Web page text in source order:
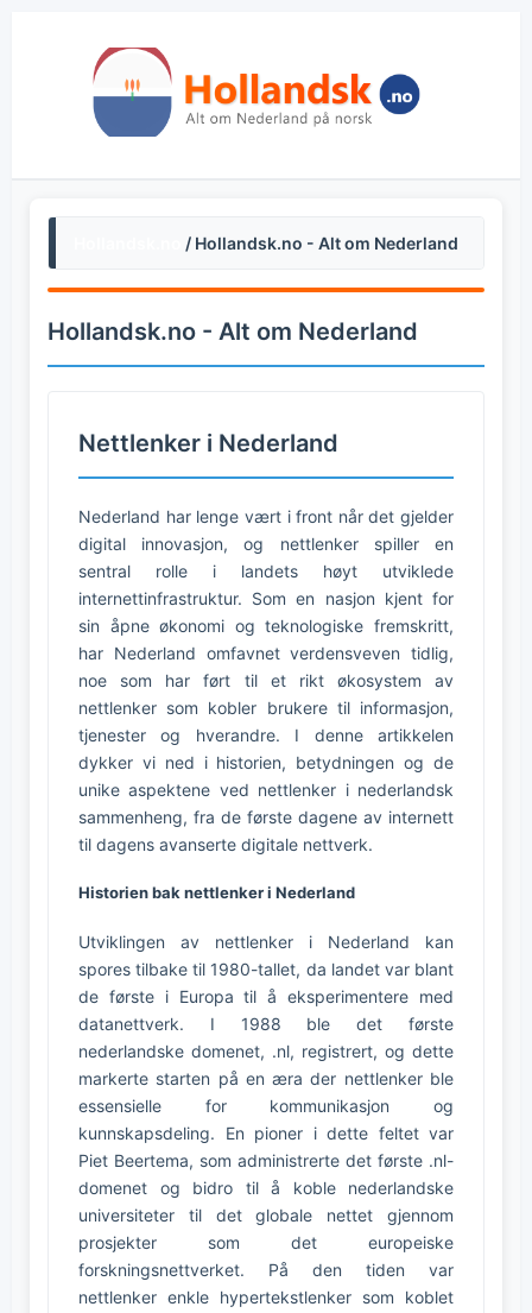
/ Hollandsk.no - Alt om Nederland
Hollandsk.no - Alt om Nederland
Nettlenker i Nederland
Nederland har lenge vært i front når det gjelder
digital innovasjon, og nettlenker spiller en
sentral rolle i landets høyt utviklede
internettinfrastruktur. Som en nasjon kjent for
sin åpne økonomi og teknologiske fremskritt,
har Nederland omfavnet verdensveven tidlig,
noe som har ført til et rikt økosystem av
nettlenker som kobler brukere til informasjon,
tjenester og hverandre. I denne artikkelen
dykker vi ned i historien, betydningen og de
unike aspektene ved nettlenker i nederlandsk
sammenheng, fra de første dagene av internett
til dagens avanserte digitale nettverk.
Historien bak nettlenker i Nederland
Utviklingen av nettlenker i Nederland kan
spores tilbake til 1980-tallet, da landet var blant
de første i Europa til å eksperimentere med
datanettverk. I 1988 ble det første
nederlandske domenet, .nl, registrert, og dette
markerte starten på en æra der nettlenker ble
essensielle for kommunikasjon og
kunnskapsdeling. En pioner i dette feltet var
Piet Beertema, som administrerte det første .nl-
domenet og bidro til å koble nederlandske
universiteter til det globale nettet gjennom
prosjekter som det europeiske
forskningsnettverket. På den tiden var
nettlenker enkle hypertekstlenker som koblet